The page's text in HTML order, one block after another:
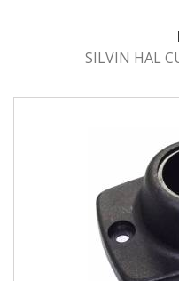
SILVIN HAL